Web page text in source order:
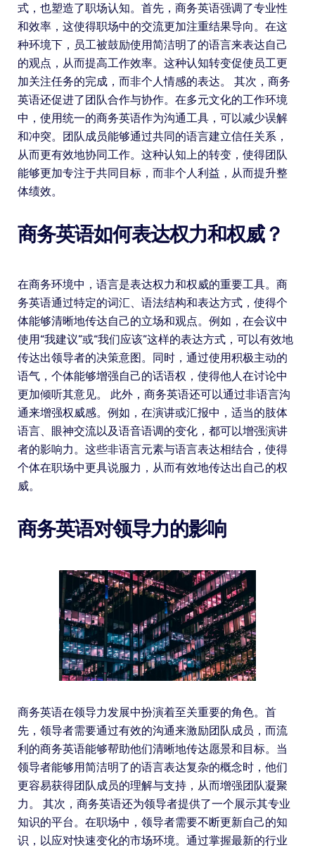
式，也塑造了职场认知。首先，商务英语强调了专业性
和效率，这使得职场中的交流更加注重结果导向。在这
种环境下，员工被鼓励使用简洁明了的语言来表达自己
的观点，从而提高工作效率。这种认知转变促使员工更
加关注任务的完成，而非个人情感的表达。 其次，商务
英语还促进了团队合作与协作。在多元文化的工作环境
中，使用统一的商务英语作为沟通工具，可以减少误解
和冲突。团队成员能够通过共同的语言建立信任关系，
从而更有效地协同工作。这种认知上的转变，使得团队
能够更加专注于共同目标，而非个人利益，从而提升整
体绩效。
商务英语如何表达权力和权威？
在商务环境中，语言是表达权力和权威的重要工具。商
务英语通过特定的词汇、语法结构和表达方式，使得个
体能够清晰地传达自己的立场和观点。例如，在会议中
使用“我建议”或“我们应该”这样的表达方式，可以有效地
传达出领导者的决策意图。同时，通过使用积极主动的
语气，个体能够增强自己的话语权，使得他人在讨论中
更加倾听其意见。 此外，商务英语还可以通过非语言沟
通来增强权威感。例如，在演讲或汇报中，适当的肢体
语言、眼神交流以及语音语调的变化，都可以增强演讲
者的影响力。这些非语言元素与语言表达相结合，使得
个体在职场中更具说服力，从而有效地传达出自己的权
威。
商务英语对领导力的影响
商务英语在领导力发展中扮演着至关重要的角色。首
先，领导者需要通过有效的沟通来激励团队成员，而流
利的商务英语能够帮助他们清晰地传达愿景和目标。当
领导者能够用简洁明了的语言表达复杂的概念时，他们
更容易获得团队成员的理解与支持，从而增强团队凝聚
力。 其次，商务英语还为领导者提供了一个展示其专业
知识的平台。在职场中，领导者需要不断更新自己的知
识，以应对快速变化的市场环境。通过掌握最新的行业